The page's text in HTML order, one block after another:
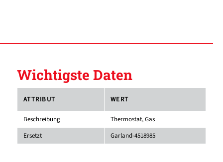
Wichtigste Daten
ATTRIBUT WERT
Beschreibung
Thermostat, Gas
Ersetzt
Garland-4518985